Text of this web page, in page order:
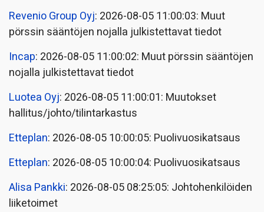
Revenio Group Oyj: 2026-08-05 11:00:03: Muut
pörssin sääntöjen nojalla julkistettavat tiedot
Incap: 2026-08-05 11:00:02: Muut pörssin sääntöjen
nojalla julkistettavat tiedot
Luotea Oyj: 2026-08-05 11:00:01: Muutokset
hallitus/johto/tilintarkastus
Etteplan: 2026-08-05 10:00:05: Puolivuosikatsaus
Etteplan: 2026-08-05 10:00:04: Puolivuosikatsaus
Alisa Pankki: 2026-08-05 08:25:05: Johtohenkilöiden
liiketoimet